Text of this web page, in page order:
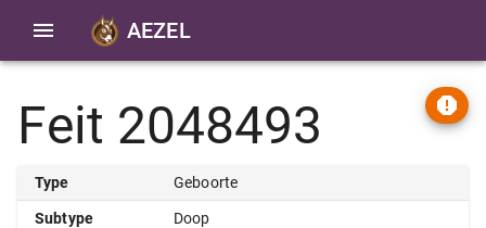
AEZEL
Feit 2048493
Type Geboorte
Subtype Doop